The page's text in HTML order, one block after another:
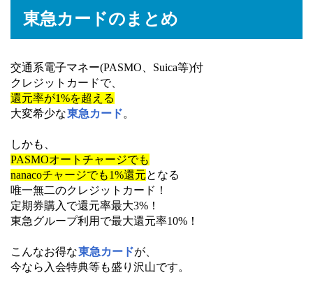
東急カードのまとめ
交通系電子マネー(PASMO、Suica等)付
クレジットカードで、
還元率が1%を超える
大変希少な東急カード。
しかも、
PASMOオートチャージでも
nanacoチャージでも1%還元となる
唯一無二のクレジットカード！
定期券購入で還元率最大3%！
東急グループ利用で最大還元率10%！
こんなお得な東急カードが、
今なら入会特典等も盛り沢山です。